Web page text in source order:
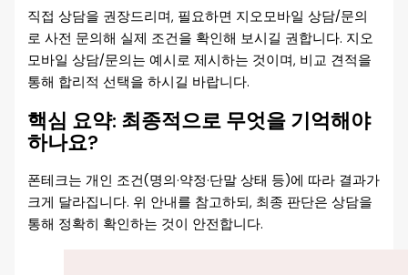
직접 상담을 권장드리며, 필요하면 지오모바일 상담/문의
로 사전 문의해 실제 조건을 확인해 보시길 권합니다. 지오
모바일 상담/문의는 예시로 제시하는 것이며, 비교 견적을
통해 합리적 선택을 하시길 바랍니다.
핵심 요약: 최종적으로 무엇을 기억해야
하나요?
폰테크는 개인 조건(명의·약정·단말 상태 등)에 따라 결과가
크게 달라집니다. 위 안내를 참고하되, 최종 판단은 상담을
통해 정확히 확인하는 것이 안전합니다.